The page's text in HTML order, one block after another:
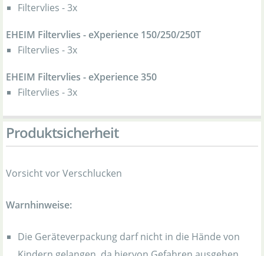
Filtervlies - 3x
EHEIM Filtervlies - eXperience 150/250/250T
Filtervlies - 3x
EHEIM Filtervlies - eXperience 350
Filtervlies - 3x
Produktsicherheit
Vorsicht vor Verschlucken
Warnhinweise:
Die Geräteverpackung darf nicht in die Hände von